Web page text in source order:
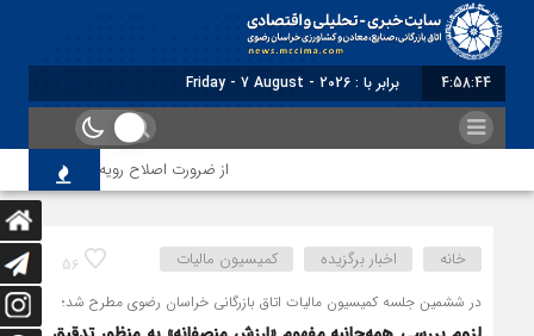
4:58:46 برابر با : Friday - 7 August - 2026
از ضرورت اصلاح رویه‌های بازرسی تا لزوم
56 خانه اخبار برگزیده کمیسیون مالیات
در ششمین جلسه کمیسیون مالیات اتاق بازرگانی خراسان رضوی مطرح شد؛